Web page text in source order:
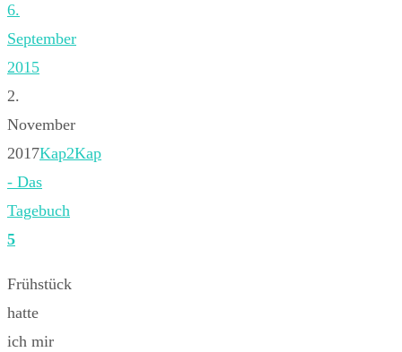
6.
September
2015
2.
November
2017Kap2Kap
- Das
Tagebuch
5
Frühstück
hatte
ich mir